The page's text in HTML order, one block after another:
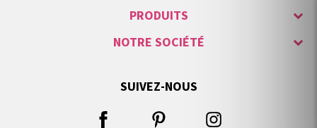
PRODUITS
NOTRE SOCIÉTÉ
SUIVEZ-NOUS